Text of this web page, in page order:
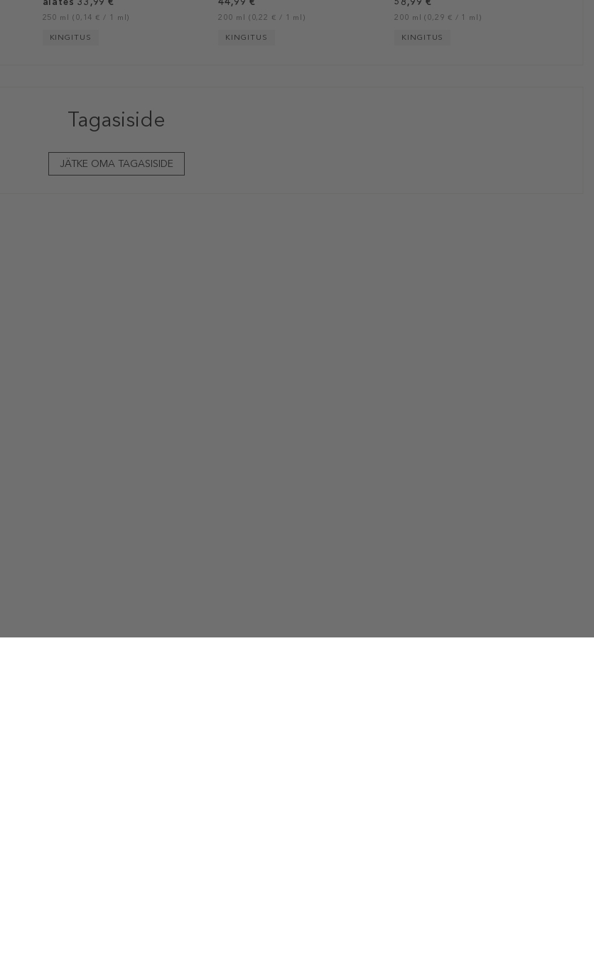
250 ml (0,14 € / 1 ml)
KINGITUS
200 ml (0,22 € / 1 ml)
KINGITUS
200 ml (0,29 € / 1 ml)
KINGITUS
Tagasiside
JÄTKE OMA TAGASISIDE